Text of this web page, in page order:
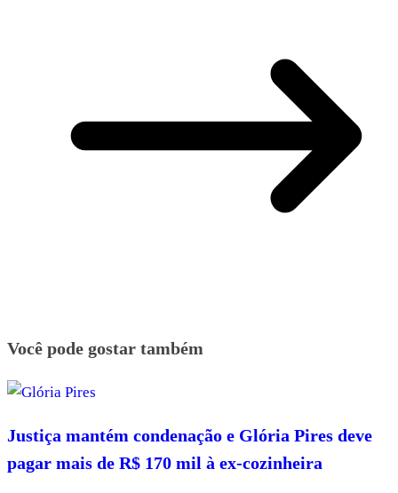
Você pode gostar também
Justiça mantém condenação e Glória Pires deve
pagar mais de R$ 170 mil à ex-cozinheira